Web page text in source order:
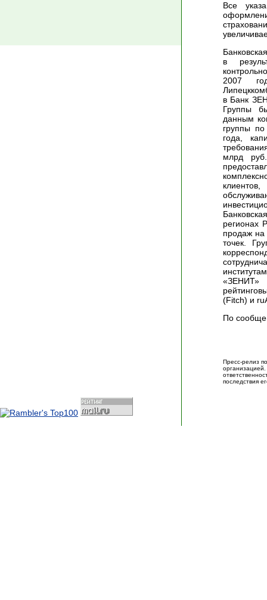
Все
в
2007
в Банк
Группы
данным
группы
года,
млрд
клиентов,
регионах
продаж на
точек.
(Fitch) и
По
Пресс-релиз
последствия